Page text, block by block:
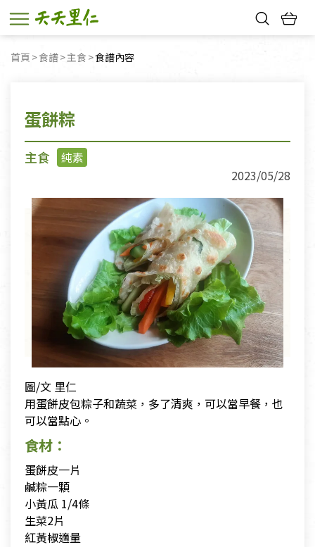
首頁 食譜 主食 目前頁面：
食譜內容
蛋餅粽
主食
純素
2023/05/28
圖/文 里仁
用蛋餅皮包粽子和蔬菜，多了清爽，可以當早餐，也
可以當點心。
食材：
蛋餅皮一片
鹹粽一顆
小黃瓜 1/4條
生菜2片
紅黃椒適量